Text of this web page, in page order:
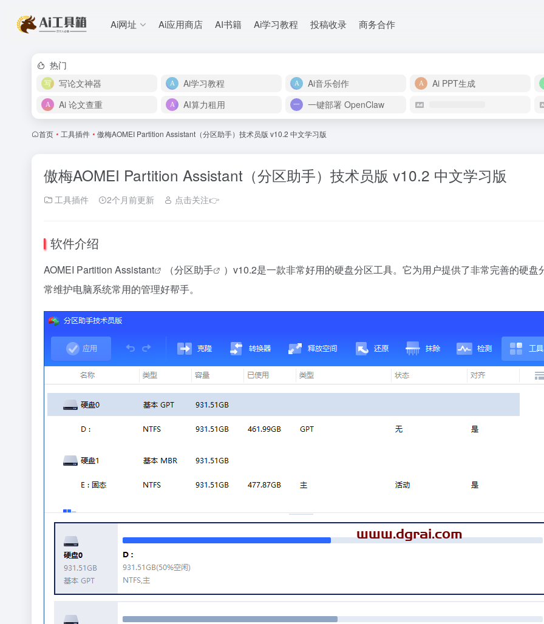
Ai网址 Ai应用商店 AI书籍 Ai学习教程 投稿收录 商务合作
热门
写论文神器
Ai学习教程 Ai音乐创作 Ai PPT生成
Ai 论文查重
AI算力租用 一键部署 OpenClaw
首页 • 工具插件 • 傲梅AOMEI Partition Assistant（分区助手）技术员版 v10.2 中文学习版
傲梅AOMEI Partition Assistant（分区助手）技术员版 v10.2 中文学习版
工具插件 2个月前更新 点击关注👉
软件介绍
AOMEI Partition Assistant （分区助手
）v10.2是一款非常好用的硬盘分区工具。它为用户提供了非常完善的硬
常维护电脑系统常用的管理好帮手。